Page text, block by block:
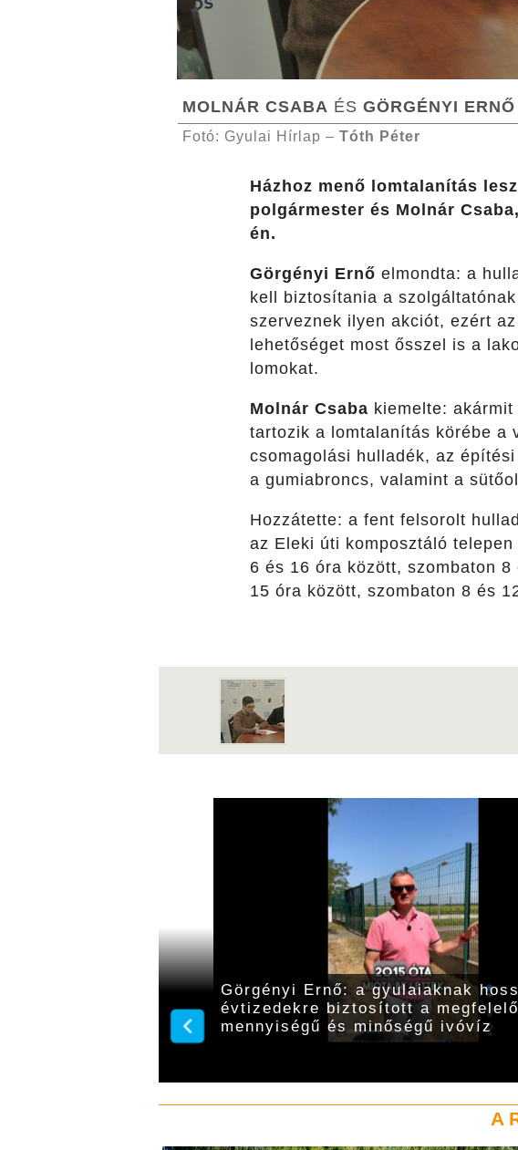
MOLNÁR CSABA ÉS GÖRGÉNYI ERNŐ
Fotó: Gyulai Hírlap – Tóth Péter
Házhoz menő lomtalanítás
polgármester és Molnár
én.
Görgényi Ernő elmondta: a
kell biztosítania a
szerveznek ilyen akciót, ezért
lehetőséget most ősszel is a
lomokat.
Molnár Csaba kiemelte:
tartozik a lomtalanítás körébe a
csomagolási hulladék, az
a gumiabroncs, valamint a
Hozzátette: a fent felsorolt
az Eleki úti komposztáló
6 és 16 óra között, szombaton
15 óra között, szombaton 8 és
Görgényi Ernő: a gyulaiaknak
évtizedekre biztosított a megfelelő
mennyiségű és minőségű ivóvíz
A